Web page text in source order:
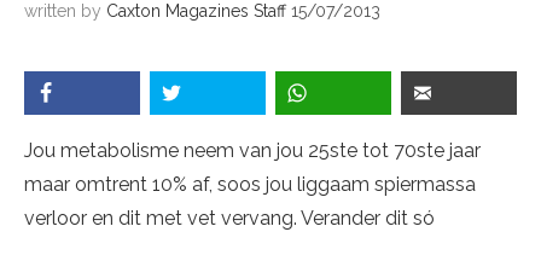
written by Caxton Magazines Staff 15/07/2013
Jou metabolisme neem van jou 25ste tot 70ste jaar
maar omtrent 10% af, soos jou liggaam spiermassa
verloor en dit met vet vervang. Verander dit só